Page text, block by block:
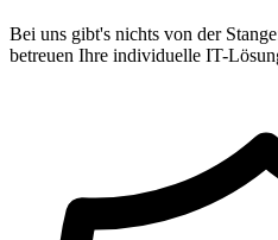
Bei uns gibt's nichts von der
betreuen Ihre individuelle IT-